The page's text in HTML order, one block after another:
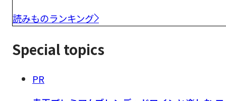
読みものランキング
Special topics
PR